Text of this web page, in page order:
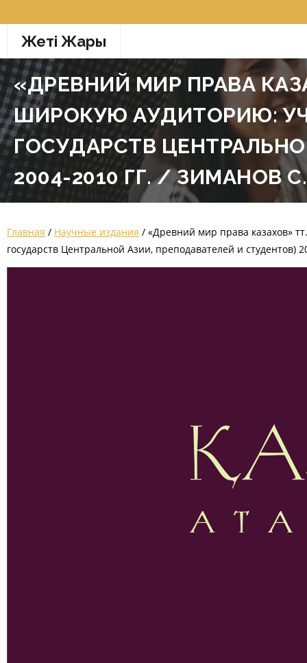
к
содержимому
Жетi Жарғы
«ДРЕВНИЙ МИР ПРАВА
ШИРОКУЮ АУДИТОРИЮ:
ГОСУДАРСТВ
2004-2010 ГГ. / ЗИМАНОВ
Главная / Научные издания / «Древний мир права казахов»
государств Центральной Азии, преподавателей и студентов)